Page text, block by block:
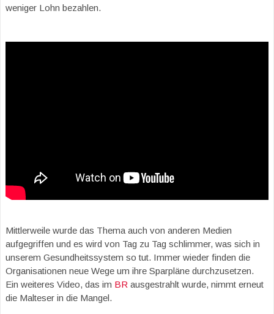
weniger Lohn bezahlen.
Mittlerweile wurde das Thema auch von anderen Medien
aufgegriffen und es wird von Tag zu Tag schlimmer, was sich in
unserem Gesundheitssystem so tut. Immer wieder finden die
Organisationen neue Wege um ihre Sparpläne durchzusetzen.
Ein weiteres Video, das im BR ausgestrahlt wurde, nimmt erneut
die Malteser in die Mangel.